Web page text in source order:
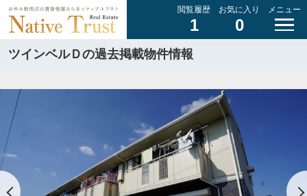
閲覧履歴
1
お気に入り
0
メニュー
ツインベルＤの過去掲載物件情報